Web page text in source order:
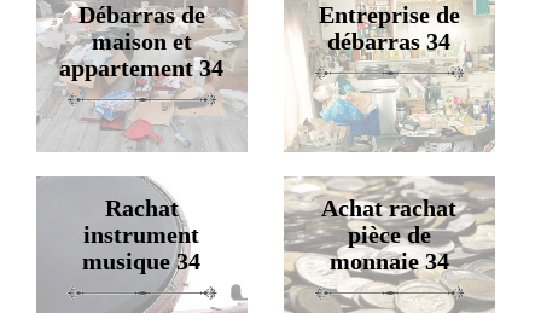
Débarras de
maison et
appartement 34
Entreprise de
débarras 34
Rachat
instrument
musique 34
Achat rachat
pièce de
monnaie 34